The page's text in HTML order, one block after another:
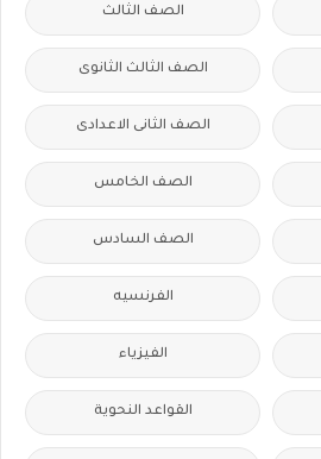
الصف الثالث
الصف الثالث الثانوى
الصف الثانى الاعدادى
الصف الخامس
الصف السادس
الفرنسيه
الفيزياء
القواعد النحوية